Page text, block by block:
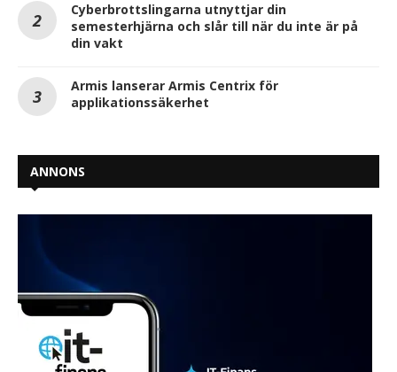
Cyberbrottslingarna utnyttjar din
semesterhjärna och slår till när du inte är på
din vakt
Armis lanserar Armis Centrix för
applikationssäkerhet
ANNONS